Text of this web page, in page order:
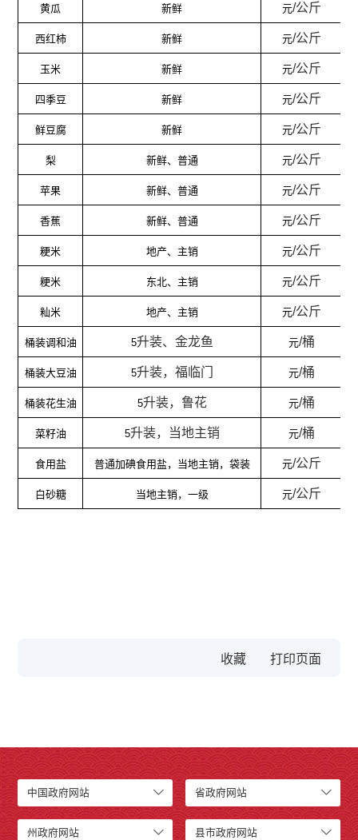
黄瓜 新鲜 元/公斤
西红柿 新鲜 元/公斤
玉米 新鲜 元/公斤
四季豆 新鲜 元/公斤
鲜豆腐 新鲜 元/公斤
梨 新鲜、普通 元/公斤
苹果 新鲜、普通 元/公斤
香蕉 新鲜、普通 元/公斤
粳米 地产、主销 元/公斤
粳米 东北、主销 元/公斤
籼米 地产、主销 元/公斤
桶装调和油 5升装、金龙鱼 元/桶
桶装大豆油 5升装，福临门 元/桶
桶装花生油 5升装，鲁花 元/桶
菜籽油 5升装，当地主销 元/桶
食用盐 普通加碘食用盐，当地主销，袋装 元/公斤
白砂糖 当地主销，一级 元/公斤
收藏
中国政府网站 省政府网站
州政府网站 县市政府网站